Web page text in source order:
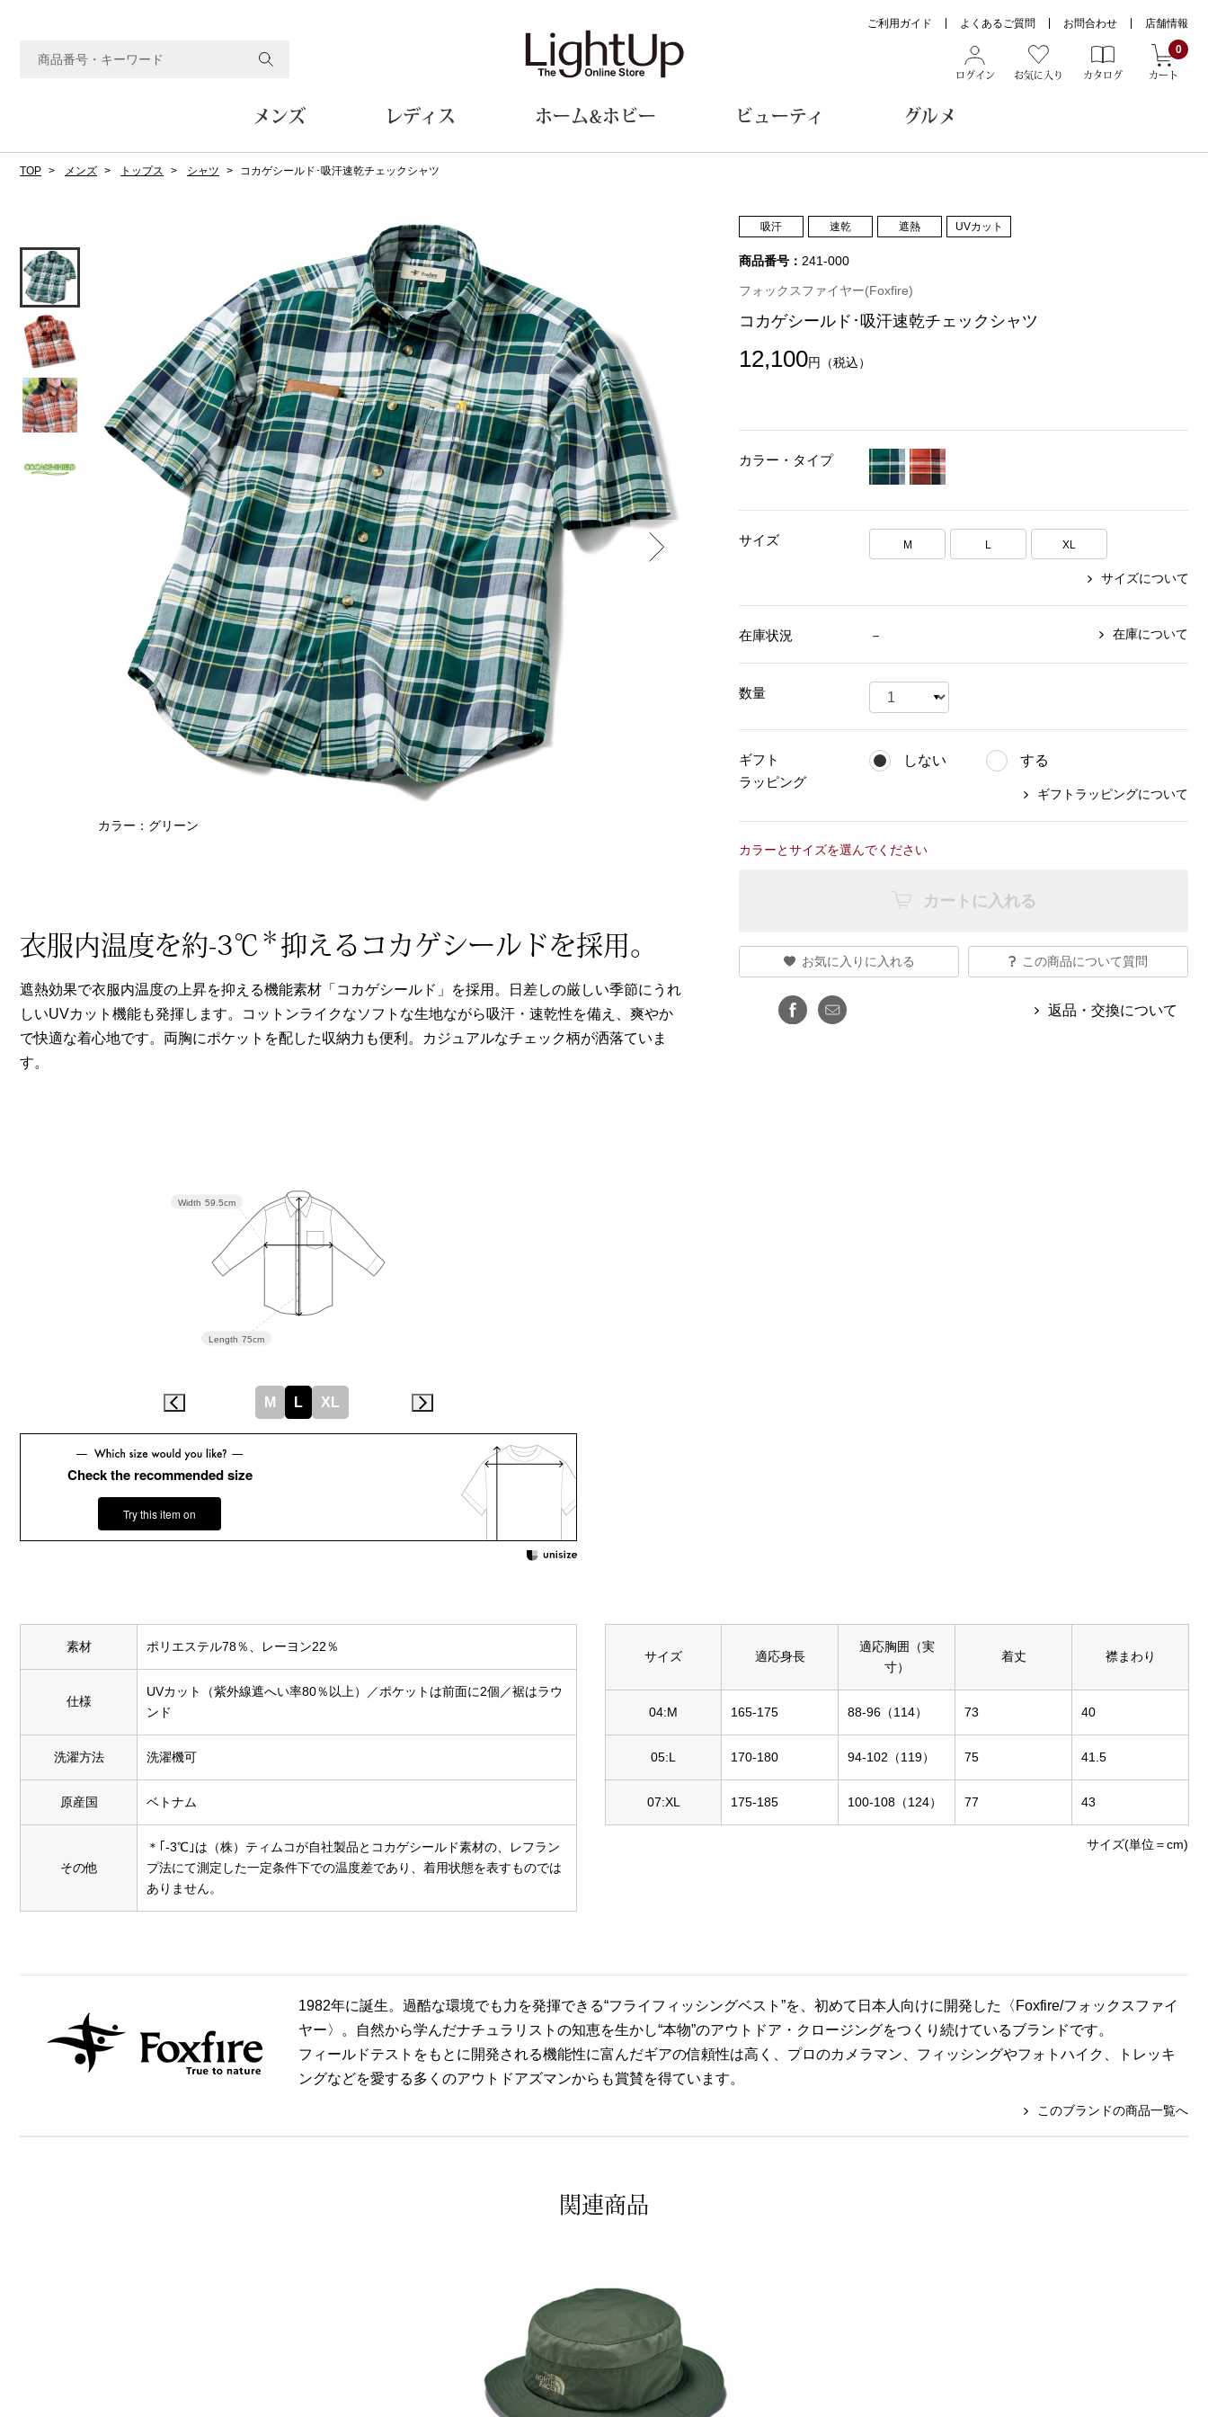
ログイン お気に入り カタログ
0
カート
ご利用ガイド よくあるご質問 お問合わせ 店舗情報
メンズ
ジャケット
コート
ブルゾン
その他
トップス
Tシャツ／カットソー
シャツ
ショート･クロップドパンツ
ルーム･アンダーウェア
ルームウェア／パジャマ
アンダーウェア
その他
バッグ
トートバッグ
ハンドバッグ
ショルダーバッグ
ブリーフケース
クラッチバッグ
ボディバッグ
リュック･バックパック
ボストンバッグ
スーツケース／キャリーバッグ
その他
シューズ
スリップオン
レースアップ
スニーカー
ブーツ
サンダル
財布／コインケース
革小物
ポーチ
その他
ウオッチ／アクセサリー
ウオッチ
ネックレス
ブレスレット
その他
ファッション雑貨
帽子
ネクタイ
マフラー／スヌード
スカーフ／ストール
手袋
ベルト
靴下
サングラス／メガネ
傘／日傘
その他
和装
和装小物
その他
BOGARD 最新号はこちら
おすすめブランド
おすすめ特集
パートナー
ハンセン
おすすめカタログ
BOGARD August 2026 vol.181
レディス
ジャケット
コート
ブルゾン
その他
トップス
Tシャツ／カットソー
シャツ／ブラウス
タンクトップ／キャミソール
カーディガン／アンサンブル
ワンピース／チュニック
スカート
パンツ／スラックス
ワイド･ガウチョパンツ
レギンス／スパッツ
ショート･クロップドパンツ
その他
ルーム･アンダーウェア
ルームウェア／パジャマ
アンダーウェア
その他
バッグ
トートバッグ
ハンドバッグ
ショルダーバッグ
クラッチバッグ
ボディバッグ
リュック･バックパック
ボストンバッグ
スーツケース／キャリーバッグ
その他
スリップオン
レースアップ
パンプス
スニーカー
ブーツ
サンダル
その他
財布／小物
財布／コインケース
革小物
ポーチ
その他
ウオッチ／アクセサリー
ウオッチ
ネックレス
ブレスレット
リング
イヤリング／ピアス
ブローチ
その他
ファッション雑貨
帽子
マフラー／スヌード
手袋
ベルト
靴下
その他
和装小物
Miss Kyouko／ミスキョウコ
ヤッコマリカルド
【特集】ベーシックアイテム for
Ladies
【特集】〈ロングウォーク〉カラフ
ホーム&ホビー
テーブル／椅子･座椅子
収納家具
その他
ファブリック
クッション／座布団
ブランケット／ソファカバー
カーペット／ラグ／マット
寝具
インテリアアート･ルームアクセ
スリッパ／ルームシューズ
キッチン･テーブルウェア
テーブルウェア
調理器具
キッチン雑貨
その他
家電
生活家電
キッチン家電
AV機器
その他
ホビー･キッズ
ホビー／玩具
人形／ぬいぐるみ
光学機器
ステーショナリー
AVソフト／書籍／図録
アウトドア･スポーツ用品
その他
【特集】〈セイコー〉マウリッ
おすすめブランド
Fabric by ベストオブモリス
フェイラー
おすすめ特集
【特集】William Morris／ウィリア
ム･モリス
ビューティ
ボディケア
ヘアケア
フレグランス
その他
Salon de GRANDGRIS
メイクプロポーション
【特集】VECUA GRAND PREMIUM
【特集】五島の椿
グルメ
ワイン／ビール／酒
その他
【特集】食彩倶楽部
【特集】ご飯のお供
TOP メンズ トップス シャツ コカゲシールド･吸汗速乾チェックシャツ
カラー：グリーン
衣服内温度を約-3℃ ＊ 抑えるコカゲシールドを採用。
遮熱効果で衣服内温度の上昇を抑える機能素材「コカゲシールド」を採用。日差しの厳しい季節にうれ
しいUVカット機能も発揮します。コットンライクなソフトな生地ながら吸汗・速乾性を備え、爽やか
で快適な着心地です。両胸にポケットを配した収納力も便利。カジュアルなチェック柄が洒落ていま
す。
吸汗 速乾 遮熱 UVカット
商品番号： 241-000
フォックスファイヤー(Foxfire)
コカゲシールド･吸汗速乾チェックシャツ
12,100円 （税込）
カラー・タイプ
サイズ M L XL
サイズについて
在庫状況 － 在庫について
数量
ギフト
ラッピング
しない する
ギフトラッピングについて
カラーとサイズを選んでください
カートに入れる
お気に入りに入れる この商品について質問
返品・交換について
Length 75cm
Width 59.5cm
M L XL
Check the recommended size
Try this item on
素材 ポリエステル78％、レーヨン22％
仕様
UVカット（紫外線遮へい率80％以上）／ポケットは前面に2個／裾はラウ
ンド
洗濯方法 洗濯機可
原産国 ベトナム
その他
＊｢-3℃｣は（株）ティムコが自社製品とコカゲシールド素材の、レフラン
プ法にて測定した一定条件下での温度差であり、着用状態を表すものでは
ありません。
サイズ 適応身長
適応胸囲（実
寸）
着丈 襟まわり
04:M 165-175 88-96（114） 73 40
05:L 170-180 94-102（119） 75 41.5
07:XL 175-185 100-108（124） 77 43
サイズ(単位＝cm)
1982年に誕生。過酷な環境でも力を発揮できる“フライフィッシングベスト”を、初めて日本人向けに開発した〈Foxfire/フォックスファイ
ヤー〉。自然から学んだナチュラリストの知恵を生かし“本物”のアウトドア・クロージングをつくり続けているブランドです。
フィールドテストをもとに開発される機能性に富んだギアの信頼性は高く、プロのカメラマン、フィッシングやフォトハイク、トレッキ
ングなどを愛する多くのアウトドアズマンからも賞賛を得ています。
このブランドの商品一覧へ
関連商品